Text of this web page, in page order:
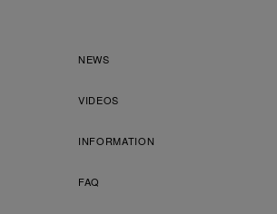
NEWS
VIDEOS
INFORMATION
FAQ